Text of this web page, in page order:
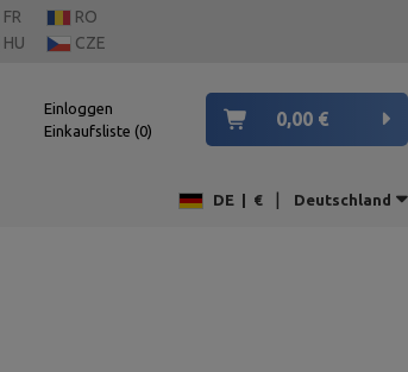
FR
RO
HU CZE
Einloggen
Einkaufsliste 0
0,00 €
DE € | Deutschland